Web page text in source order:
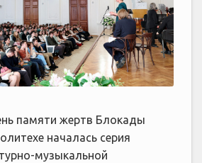
памяти жертв Блокады
началась серия
музыкальной